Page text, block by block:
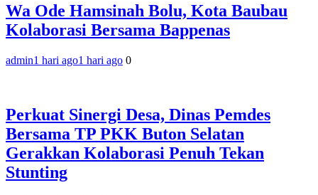
Wa Ode Hamsinah Bolu, Kota Baubau
Kolaborasi Bersama Bappenas
admin1 hari ago1 hari ago 0
Perkuat Sinergi Desa, Dinas Pemdes
Bersama TP PKK Buton Selatan
Gerakkan Kolaborasi Penuh Tekan
Stunting